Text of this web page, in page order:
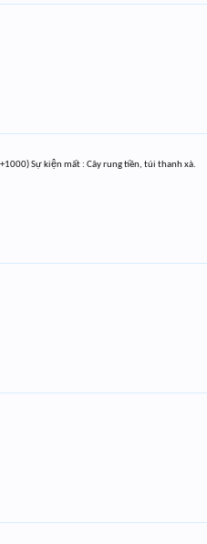
Sự kiện mất : Cây rung tiền, túi thanh xà.